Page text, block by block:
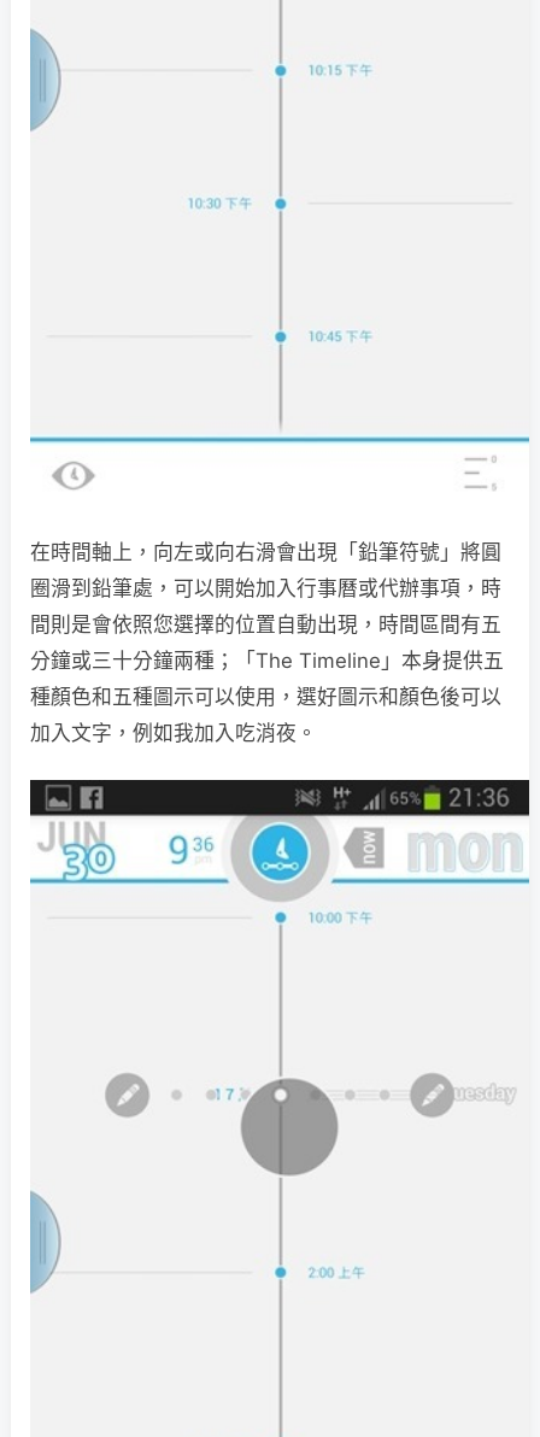
在時間軸上，向左或向右滑會出現「鉛筆符號」將圓
圈滑到鉛筆處，可以開始加入行事曆或代辦事項，時
間則是會依照您選擇的位置自動出現，時間區間有五
分鐘或三十分鐘兩種；「The Timeline」本身提供五
種顏色和五種圖示可以使用，選好圖示和顏色後可以
加入文字，例如我加入吃消夜。